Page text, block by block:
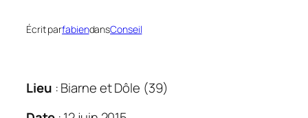
Écrit parfabiendansConseil
Lieu : Biarne et Dôle (39)